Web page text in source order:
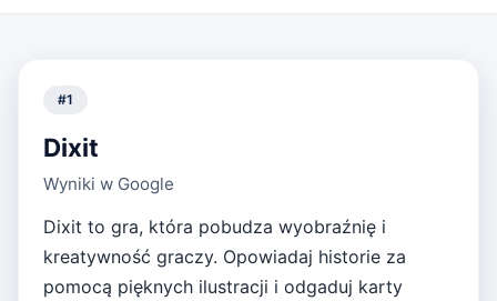
#1
Dixit
Wyniki w Google
Dixit to gra, która pobudza wyobraźnię i
kreatywność graczy. Opowiadaj historie za
pomocą pięknych ilustracji i odgaduj karty